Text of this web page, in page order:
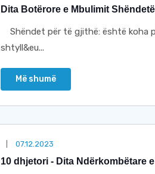
Dita Botërore e Mbulimit
Shëndet për të gjithë: është koha
shtyll&eu...
Më shumë
07.12.2023
10 dhjetori - Dita Ndërkombëtare